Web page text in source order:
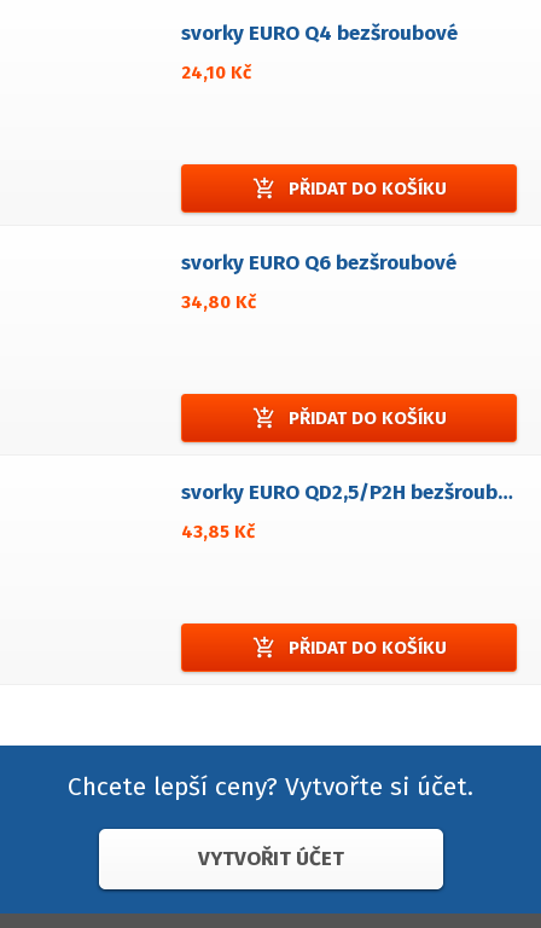
svorky EURO Q4 bezšroubové
24,10 Kč
add_shopping_cart PŘIDAT DO KOŠÍKU
svorky EURO Q6 bezšroubové
34,80 Kč
add_shopping_cart PŘIDAT DO KOŠÍKU
svorky EURO QD2,5/P2H bezšroubové
43,85 Kč
add_shopping_cart PŘIDAT DO KOŠÍKU
Chcete lepší ceny? Vytvořte si účet.
VYTVOŘIT ÚČET